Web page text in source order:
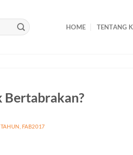
HOME TENTANG
Bertabrakan?
FAB2017